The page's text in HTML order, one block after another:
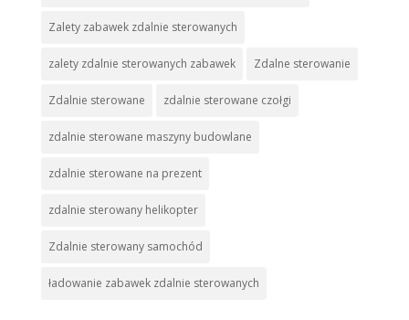
Zalety zabawek zdalnie sterowanych
zalety zdalnie sterowanych zabawek Zdalne sterowanie
Zdalnie sterowane zdalnie sterowane czołgi
zdalnie sterowane maszyny budowlane
zdalnie sterowane na prezent
zdalnie sterowany helikopter
Zdalnie sterowany samochód
ładowanie zabawek zdalnie sterowanych